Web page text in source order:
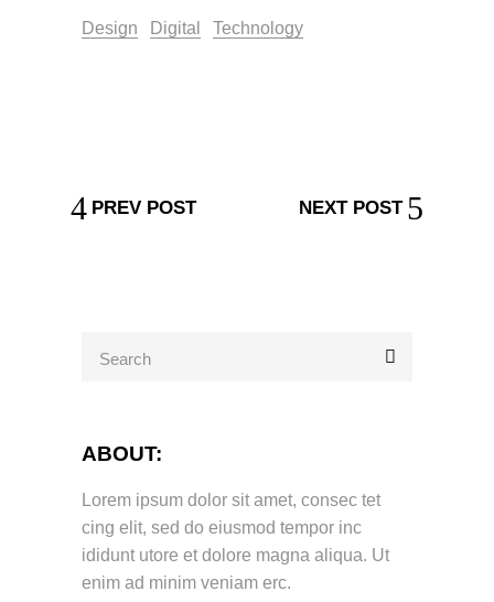
Design Digital Technology
PREV POST NEXT POST
for:
ABOUT:
Lorem ipsum dolor sit amet, consec tet
cing elit, sed do eiusmod tempor inc
ididunt utore et dolore magna aliqua. Ut
enim ad minim veniam erc.